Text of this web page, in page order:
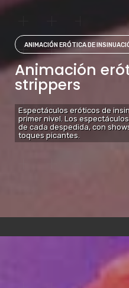
ANIMACIÓN ERÓTICA DE
Animación
strippers
Espectáculos eróticos de
primer nivel. Los
de cada despedida, con
toques picantes.